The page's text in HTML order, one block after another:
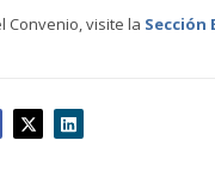
Convenio, visite la Sección